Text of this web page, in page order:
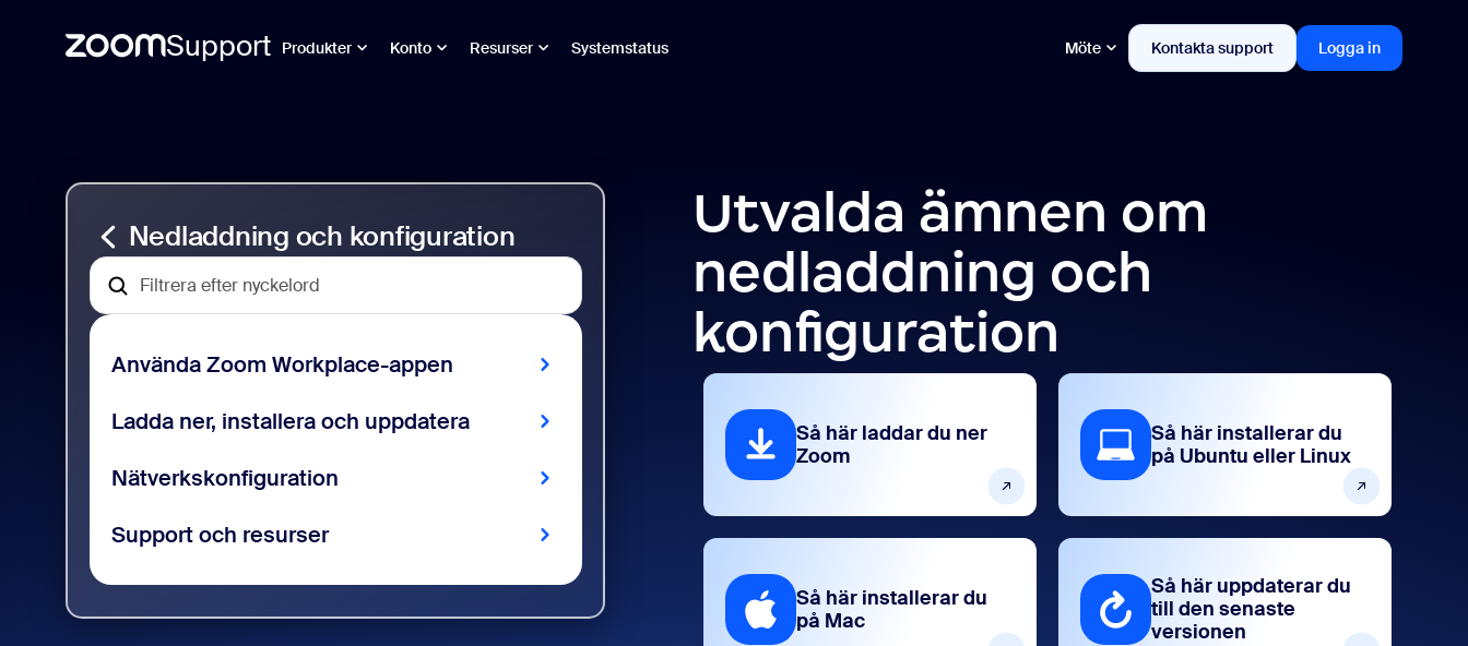
Support Produkter Konto Resurser Systemstatus Möte Kontakta support Logga in
Nedladdning och konfiguration
Använda Zoom Workplace-appen
Ladda ner, installera och uppdatera
Nätverkskonfiguration
Support och resurser
Utvalda ämnen om
nedladdning och
konfiguration
Så här laddar du ner
Zoom
Så här installerar du
på Mac
Så här installerar du
på Ubuntu eller Linux
Så här uppdaterar du
till den senaste
versionen